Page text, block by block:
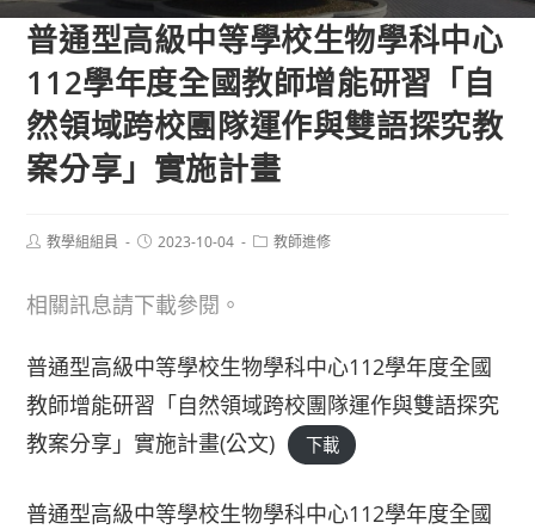
普通型高級中等學校生物學科中心
112學年度全國教師增能研習「自
然領域跨校團隊運作與雙語探究教
案分享」實施計畫
Post教學組組員
Post2023-10-04
Post教師進修
相關訊息請下載參閱。
普通型高級中等學校生物學科中心112學年度全國
教師增能研習「自然領域跨校團隊運作與雙語探究
教案分享」實施計畫(公文)
下載
普通型高級中等學校生物學科中心112學年度全國